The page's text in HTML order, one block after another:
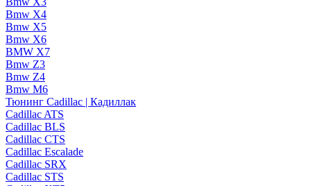
Bmw X4
Bmw X5
Bmw X6
BMW X7
Bmw Z3
Bmw Z4
Bmw М6
Тюнинг Cadillac | Кадиллак
Cadillac ATS
Cadillac BLS
Cadillac CTS
Cadillac Escalade
Cadillac SRX
Cadillac STS